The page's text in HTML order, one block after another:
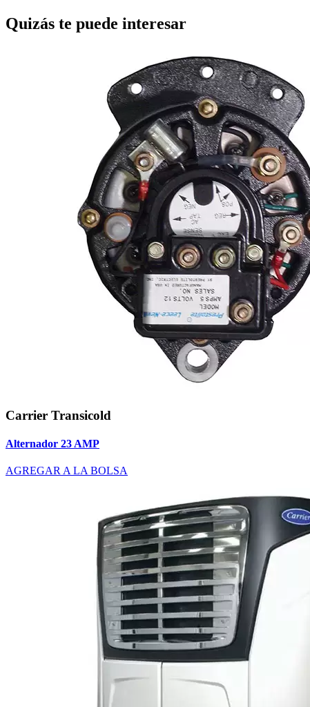
Quizás te puede interesar
Carrier Transicold
Alternador 23 AMP
AGREGAR A LA BOLSA